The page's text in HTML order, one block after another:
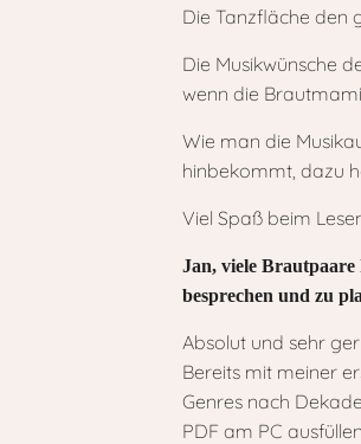
Die Tanzfläche den
Die Musikwünsche
wenn die
Wie man die
hinbekommt, dazu
Viel Spaß beim
Jan, viele
besprechen und zu
Absolut und sehr
Bereits mit meiner
Genres nach
PDF am PC